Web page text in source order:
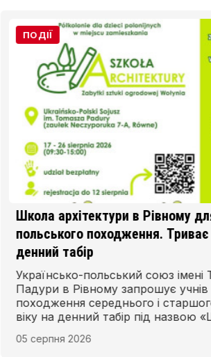
ПОДІЇ
Школа архітектури в Рівному
польського походження. Триває
денний табір
Українсько-польський союз
Падури в Рівному запрошує учнів
походження середнього і
віку на денний табір під назвою
Волині». Реалізація проєкту
05 серпня 2026